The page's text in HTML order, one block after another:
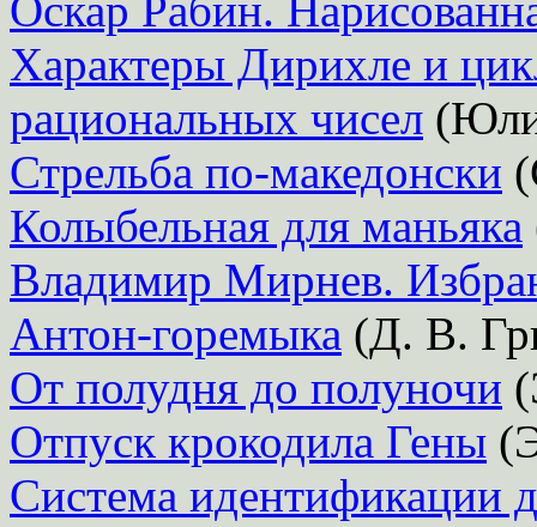
Характеры Дирихле и
рациональных чисел
Стрельба по-македонски
Колыбельная для маньяка
Владимир Мирнев.
Антон-горемыка (Д. В.
От полудня до полуночи
Отпуск крокодила Гены
Система идентификации